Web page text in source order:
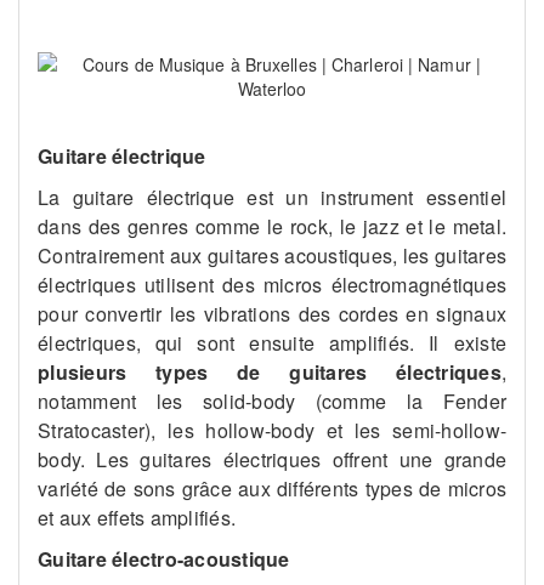
Guitare électrique
La guitare électrique est un instrument essentiel
dans des genres comme le rock, le jazz et le metal.
Contrairement aux guitares acoustiques, les guitares
électriques utilisent des micros électromagnétiques
pour convertir les vibrations des cordes en signaux
électriques, qui sont ensuite amplifiés. Il existe
plusieurs types de guitares électriques,
notamment les solid-body (comme la Fender
Stratocaster), les hollow-body et les semi-hollow-
body. Les guitares électriques offrent une grande
variété de sons grâce aux différents types de micros
et aux effets amplifiés.
Guitare électro-acoustique